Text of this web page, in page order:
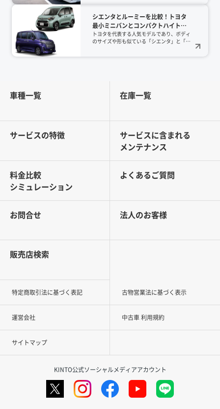
シエンタとルーミーを比較！トヨタ
最小ミニバンとコンパクトハイトワ
ゴン
トヨタを代表する人気モデルであり、ボディ
のサイズや形も似ている「シエンタ」と「ル
車種一覧 在庫一覧
サービスの特徴
サービスに含まれる
メンテナンス
料金比較
シミュレーション
よくあるご質問
お問合せ 法人のお客様
販売店検索
特定商取引法に基づく表記 古物営業法に基づく表示
運営会社 中古車 利用規約
サイトマップ
KINTO公式ソーシャルメディアアカウント